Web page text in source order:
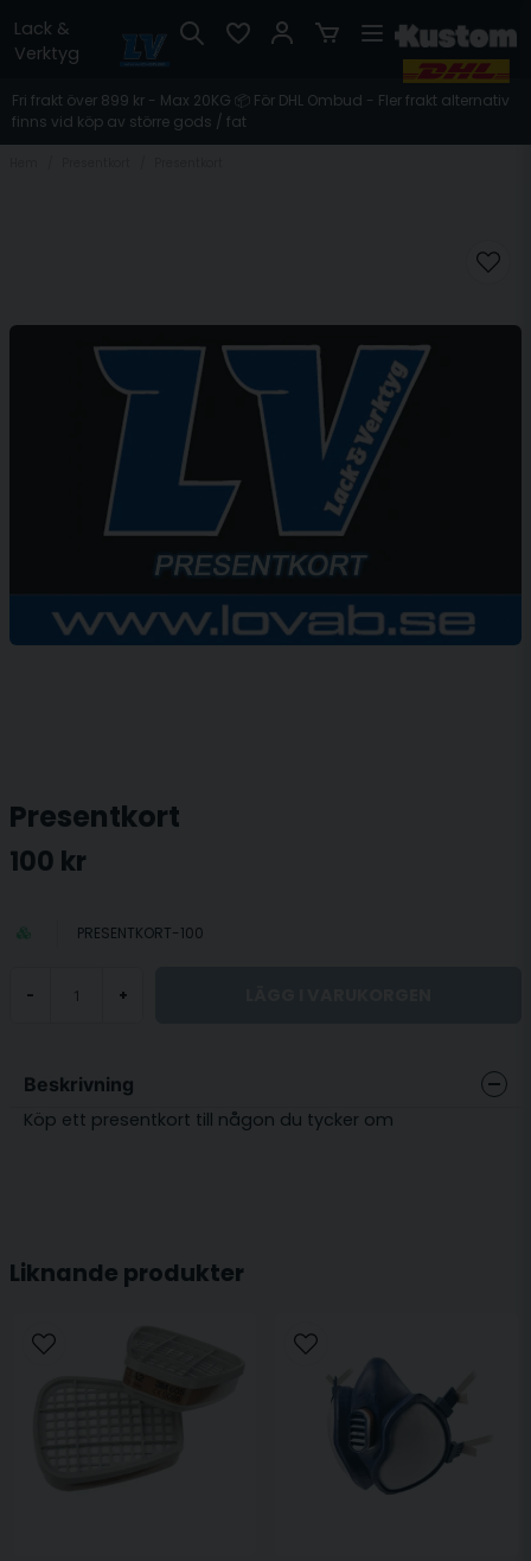
Lack &
Verktyg
Fri frakt över 899 kr - Max 20KG 📦 För DHL Ombud - Fler frakt alternativ
finns vid köp av större gods / fat
Presentkort
100 kr
PRESENTKORT-100
- +
Beskrivning
Köp ett presentkort till någon du tycker om
Liknande produkter